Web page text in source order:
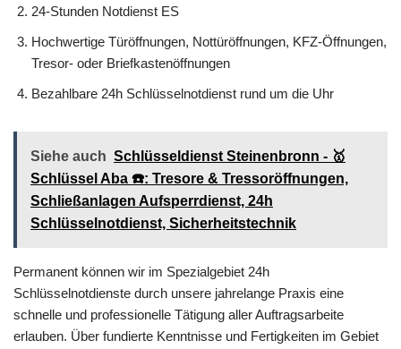
24-Stunden Notdienst ES
Hochwertige Türöffnungen, Nottüröffnungen, KFZ-Öffnungen,
Tresor- oder Briefkastenöffnungen
Bezahlbare 24h Schlüsselnotdienst rund um die Uhr
Siehe auch Schlüsseldienst Steinenbronn - 🥇
Schlüssel Aba ☎️: Tresore & Tressoröffnungen,
Schließanlagen Aufsperrdienst, 24h
Schlüsselnotdienst, Sicherheitstechnik
Permanent können wir im Spezialgebiet 24h
Schlüsselnotdienste durch unsere jahrelange Praxis eine
schnelle und professionelle Tätigung aller Auftragsarbeite
erlauben. Über fundierte Kenntnisse und Fertigkeiten im Gebiet